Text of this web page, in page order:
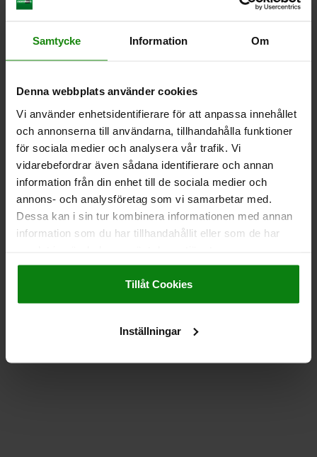
Samtycke Information Om
Denna webbplats använder cookies
Vi använder enhetsidentifierare för att anpassa innehållet
och annonserna till användarna, tillhandahålla funktioner
för sociala medier och analysera vår trafik. Vi
vidarebefordrar även sådana identifierare och annan
information från din enhet till de sociala medier och
annons- och analysföretag som vi samarbetar med.
Dessa kan i sin tur kombinera informationen med annan
information som du har tillhandahållit eller som de har
Impressum|Dataskydd|AGB
Tillåt Cookies
Inställningar
Andra kunder köpte också
05551
Låshake för spännlås med triangulär spännbygel upp